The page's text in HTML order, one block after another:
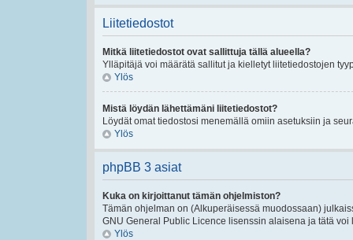
Liitetiedostot
Mitkä liitetiedostot ovat sallittuja tällä alueella?
Ylläpitäjä voi määrätä sallitut ja kielletyt liitetiedostojen
Ylös
Mistä löydän lähettämäni liitetiedostot?
Löydät omat tiedostosi menemällä omiin asetuksiin ja
Ylös
phpBB 3 asiat
Kuka on kirjoittanut tämän ohjelmiston?
Tämän ohjelman on (Alkuperäisessä muodossaan)
GNU General Public Licence lisenssin alaisena ja tätä
Ylös